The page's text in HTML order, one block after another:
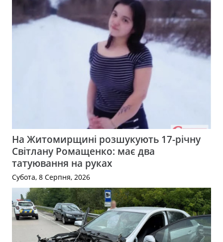
На Житомирщині розшукують 17-річну
Світлану Ромащенко: має два
татуювання на руках
Субота, 8 Серпня, 2026